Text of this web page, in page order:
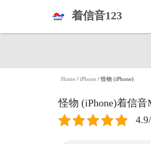
着信音123
Home / iPhone /怪物 (iPhone)
怪物 (iPhone)着信